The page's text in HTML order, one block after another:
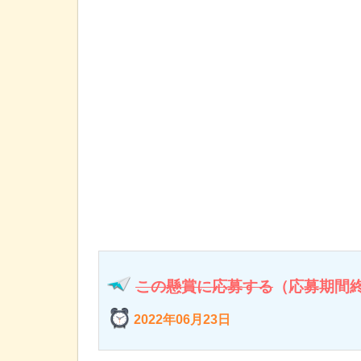
この懸賞に応募する （応募期間
2022年06月23日